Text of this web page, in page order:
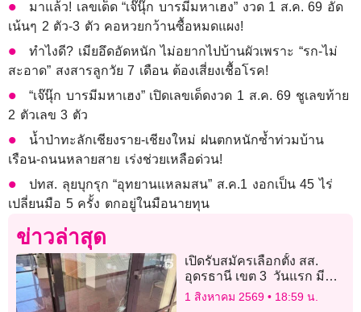
มาแล้ว! เลขเด็ด “เจ๊นุ๊ก บารมีมหาเฮง” งวด 1 ส.ค. 69 อัด
เน้นๆ 2 ตัว-3 ตัว คอหวยกว้านซื้อหมดแผง!
ทำไงดี? เมียอึดอัดหนัก ไม่อยากไปบ้านผัวเพราะ “รก-ไม่
สะอาด” สงสารลูกวัย 7 เดือน ต้องเสี่ยงเชื้อโรค!
“เจ๊นุ๊ก บารมีมหาเฮง” เปิดเลขเด็ดงวด 1 ส.ค. 69 ชูเลขท้าย
2 ตัวเลข 3 ตัว
น้ำป่าทะลักเชียงราย-เชียงใหม่ ฝนตกหนักซ้ำท่วมบ้าน
เรือน-ถนนหลายสาย เร่งช่วยเหลือด่วน!
ปทส. ลุยบุกรุก “อุทยานแหลมสน” ส.ค.1 งอกเป็น 45 ไร่
เปลี่ยนมือ 5 ครั้ง ตกอยู่ในมือนายทุน
ข่าวล่าสุด
เปิดรับสมัครเลือกตั้ง สส.
อุดรธานี เขต 3 วันแรก มี
สมัครเพียง 2คน
1 สิงหาคม 2569 18:59 น.